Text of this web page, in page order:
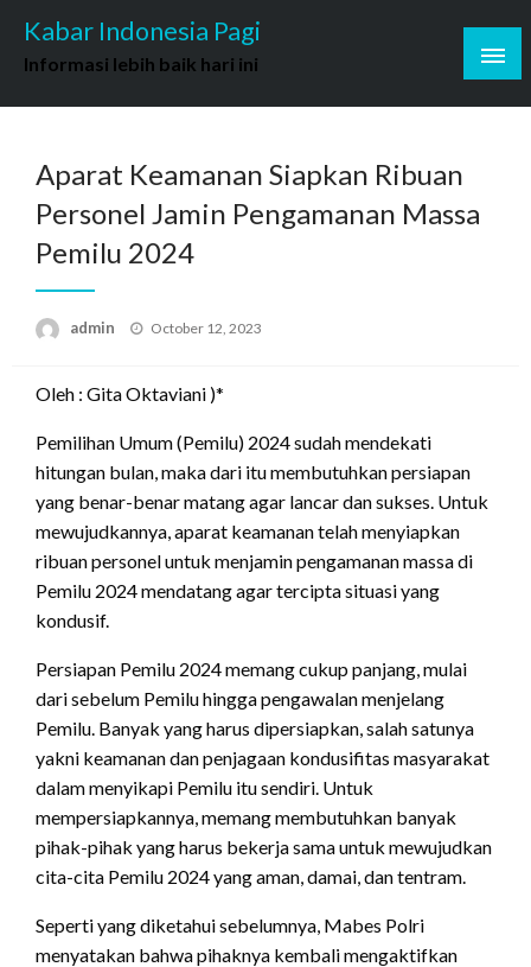
content
Kabar Indonesia Pagi
Informasi lebih baik hari ini
Aparat Keamanan Siapkan Ribuan
Personel Jamin Pengamanan Massa
Pemilu 2024
admin
Posted
October 12, 2023
Oleh : Gita Oktaviani )*
Pemilihan Umum (Pemilu) 2024 sudah mendekati
hitungan bulan, maka dari itu membutuhkan persiapan
yang benar-benar matang agar lancar dan sukses. Untuk
mewujudkannya, aparat keamanan telah menyiapkan
ribuan personel untuk menjamin pengamanan massa di
Pemilu 2024 mendatang agar tercipta situasi yang
kondusif.
Persiapan Pemilu 2024 memang cukup panjang, mulai
dari sebelum Pemilu hingga pengawalan menjelang
Pemilu. Banyak yang harus dipersiapkan, salah satunya
yakni keamanan dan penjagaan kondusifitas masyarakat
dalam menyikapi Pemilu itu sendiri. Untuk
mempersiapkannya, memang membutuhkan banyak
pihak-pihak yang harus bekerja sama untuk mewujudkan
cita-cita Pemilu 2024 yang aman, damai, dan tentram.
Seperti yang diketahui sebelumnya, Mabes Polri
menyatakan bahwa pihaknya kembali mengaktifkan